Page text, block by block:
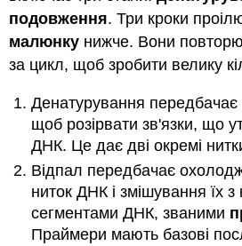
подовження. Три кроки
малюнку нижче. Вони
за цикл, щоб зробити велику
Денатурування передбачає
щоб розірвати зв'язки, що
ДНК. Це дає дві окремі
Відпал передбачає
ниток ДНК і змішування їх з
сегментами ДНК, званими
Праймери мають базові